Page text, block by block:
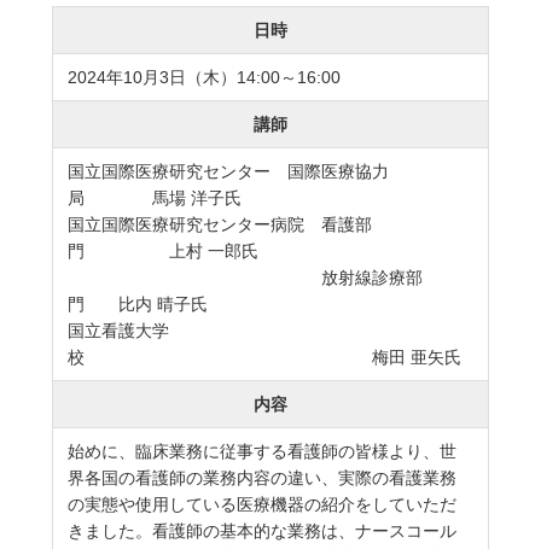
日時
2024年10月3日（木）14:00～16:00
講師
国立国際医療研究センター 国際医療協力
局 馬場 洋子氏
国立国際医療研究センター病院 看護部
門 上村 一郎氏
放射線診療部
門 比内 晴子氏
国立看護大学
校 梅田 亜矢氏
内容
始めに、臨床業務に従事する看護師の皆様より、世
界各国の看護師の業務内容の違い、実際の看護業務
の実態や使用している医療機器の紹介をしていただ
きました。看護師の基本的な業務は、ナースコール